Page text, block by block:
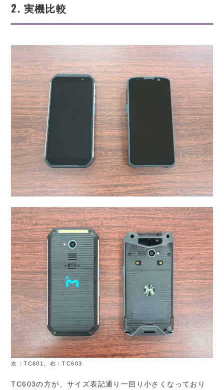
2. 実機比較
左：TC601、右：TC603
TC603の方が、サイズ表記通り一回り小さくなっており